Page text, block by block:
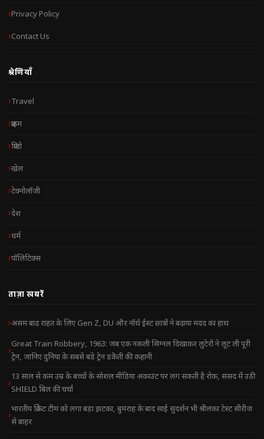
Privacy Policy
Contact Us
श्रेणियाँ
Travel
क्राइम
क्रिप्टो
खेल
टेक्नोलॉजी
देश
धर्म
पॉलिटिक्स
ताज़ा खबरें
असम बाढ़ राहत के लिए Gen Z, DU और नॉर्थ ईस्ट छात्रों ने बढ़ाया मदद का हाथ
Great Train Robbery, 1963: जब एक नकली सिग्नल दिखाकर लुटेरों ने लूट ली पूरी
ट्रेन, जानिए दुनिया के सबसे बड़े ट्रेन डकैती की कहानी
13 साल से कम उम्र के बच्चों के सोशल मीडिया अकाउंट पर लग सकती है रोक, संसद में उठी
SHIELD बिल की चर्चा
भारतीय क्रिकेट टीम को लगा बड़ा झटका, बुमराह के बाद साई सुदर्शन भी श्रीलंका टेस्ट सीरीज
से बाहर